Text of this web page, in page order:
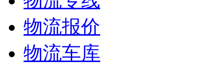
物流报价
物流车库